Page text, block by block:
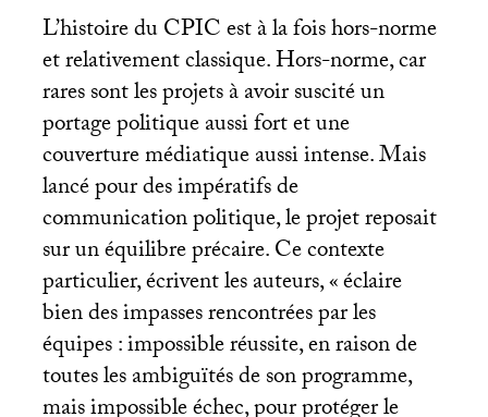
L’histoire duCPICest à la fois hors-norme
et relativement classique. Hors-norme, car
rares sont les projets à avoir suscité un
portage politique aussi fort et une
couverture médiatique aussi intense. Mais
lancé pour des impératifs de
communication politique, le projet reposait
sur un équilibre précaire. Ce contexte
particulier, écrivent les auteurs, «éclaire
bien des impasses rencontrées par les
équipes : impossible réussite, en raison de
toutes les ambiguïtés de son programme,